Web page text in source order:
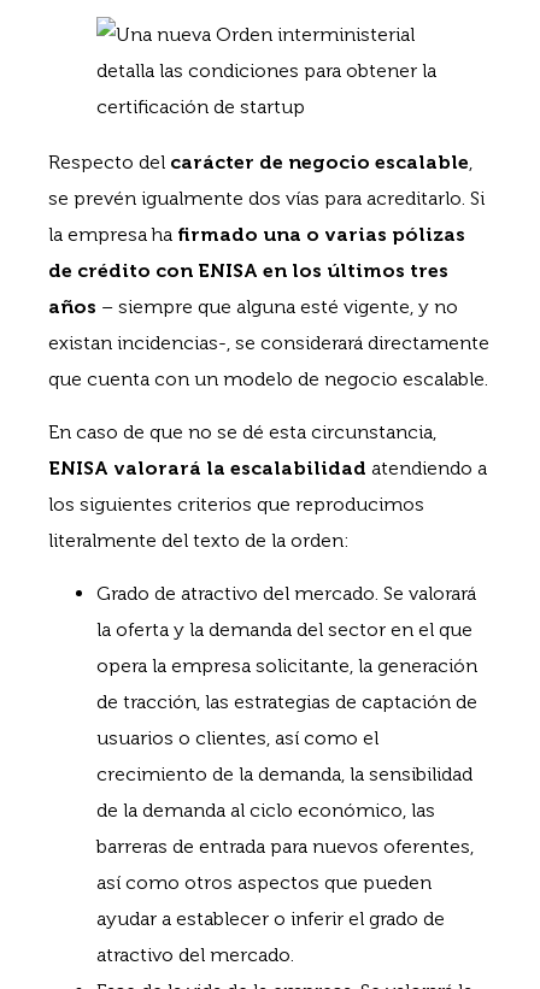
Respecto del carácter de negocio escalable
se prevén igualmente dos vías para acreditarlo. Si
la empresa ha firmado una o varias pólizas
de crédito con ENISA en los últimos tres
años – siempre que alguna esté vigente, y no
existan incidencias-, se considerará directamente
que cuenta con un modelo de negocio escalable.
En caso de que no se dé esta circunstancia,
ENISA valorará la escalabilidad atendiendo a
los siguientes criterios que reproducimos
literalmente del texto de la orden:
Grado de atractivo del mercado. Se valorará
la oferta y la demanda del sector en el que
opera la empresa solicitante, la generación
de tracción, las estrategias de captación de
usuarios o clientes, así como el
crecimiento de la demanda, la sensibilidad
de la demanda al ciclo económico, las
barreras de entrada para nuevos oferentes,
así como otros aspectos que pueden
ayudar a establecer o inferir el grado de
atractivo del mercado.